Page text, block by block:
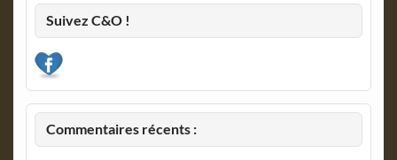
Suivez C&O !
Commentaires récents :